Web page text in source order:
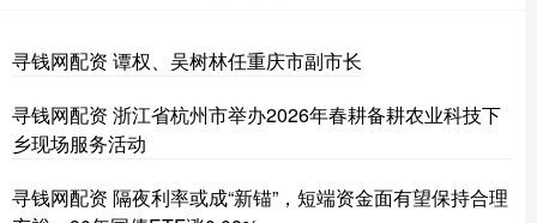
寻钱网配资 谭权、吴树林任重庆市副市长
寻钱网配资 浙江省杭州市举办2026年春耕备耕农业科技下
乡现场服务活动
寻钱网配资 隔夜利率或成“新锚”，短端资金面有望保持合理